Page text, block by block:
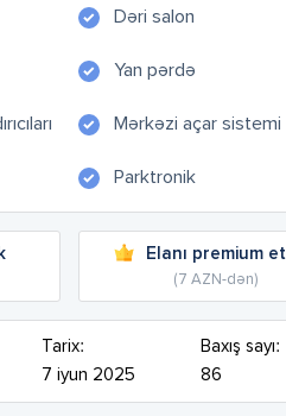
Dəri salon
Yan pərdə
Mərkəzi açar sistemi
Parktronik
Elanı premium et
(7 AZN-dən)
Tarix:
7 iyun 2025
Baxış sayı:
86